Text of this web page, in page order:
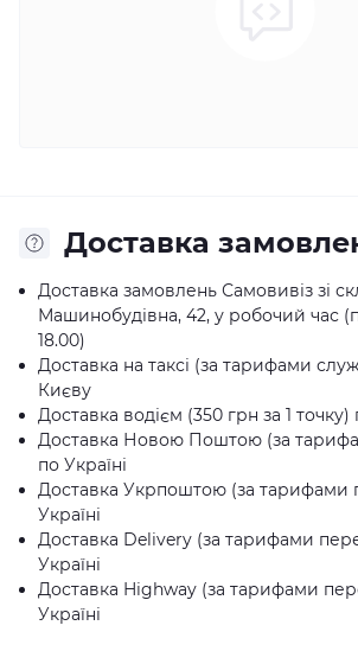
Доставка
Доставка замовлень Самовивіз зі
Машинобудівна, 42, у робочий час
18.00)
Доставка на таксі (за тарифами
Києву
Доставка водієм (350 грн за 1
Доставка Новою Поштою (за
по Україні
Доставка Укрпоштою (за тарифами
Україні
Доставка Delivery (за тарифами
Україні
Доставка Highway (за тарифами
Україні